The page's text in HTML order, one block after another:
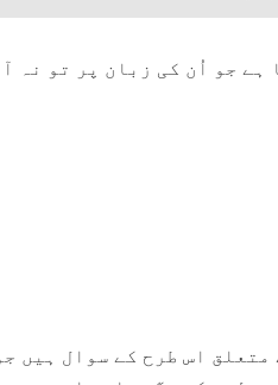
ہے جو اُن کی زبان پر تو نہ
اس طرح کے سوال ہیں